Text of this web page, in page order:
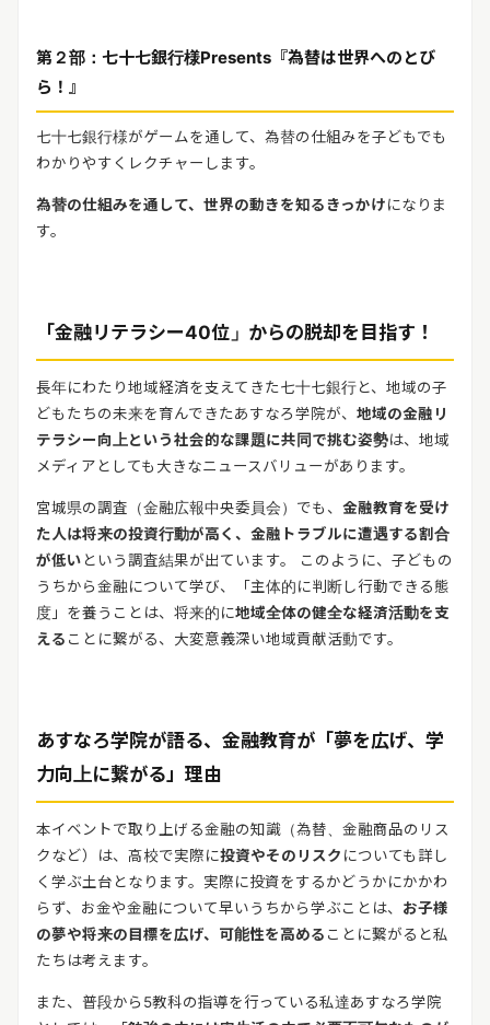
第２部：七十七銀行様Presents 『為替は世界へのとび
ら！』
七十七銀行様がゲームを通して、為替の仕組みを子どもでも
わかりやすくレクチャーします。
為替の仕組みを通して、世界の動きを知るきっかけになりま
す。
「金融リテラシー40位」からの脱却を目指す！
長年にわたり地域経済を支えてきた七十七銀行と、地域の子
どもたちの未来を育んできたあすなろ学院が、 地域の金融リ
テラシー向上という社会的な課題に共同で挑む姿勢は、地域
メディアとしても大きなニュースバリューがあります。
宮城県の調査（金融広報中央委員会）でも、 金融教育を受け
た人は将来の投資行動が高く、金融トラブルに遭遇する割合
が低い という調査結果が出ています。 このように、子どもの
うちから金融について学び、「主体的に判断し行動できる態
度」を養うことは、将来的に地域全体の健全な経済活動を支
える ことに繋がる、大変意義深い地域貢献活動です。
あすなろ学院が語る、金融教育が「夢を広げ、学
力向上に繋がる」理由
本イベントで取り上げる金融の知識（為替、金融商品のリス
クなど）は、高校で実際に投資やそのリスク についても詳し
く学ぶ土台となります。実際に投資をするかどうかにかかわ
らず、お金や金融について早いうちから学ぶことは、 お子様
の夢や将来の目標を広げ、可能性を高める ことに繋がると私
たちは考えます。
また、普段から 5教科の指導を行っている私達あすなろ学院